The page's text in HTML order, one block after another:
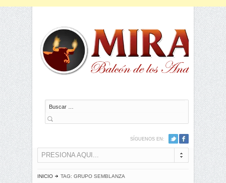
Buscar
SÍGUENOS EN:
PRESIONA AQUI...
INICIO TAG: GRUPO SEMBLANZA